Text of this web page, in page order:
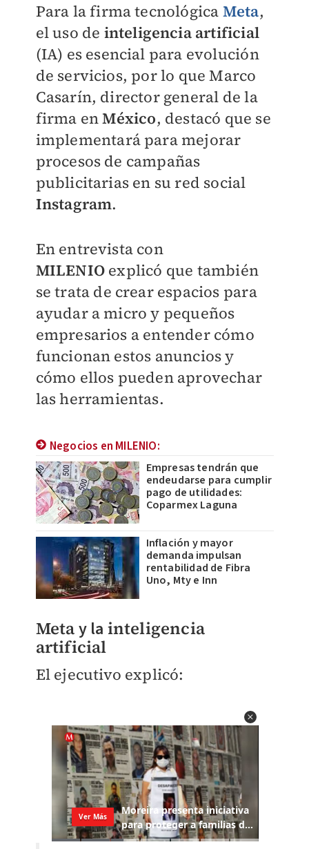
Para la firma tecnológica Meta,
el uso de inteligencia artificial
(IA) es esencial para evolución
de servicios, por lo que Marco
Casarín, director general de la
firma enMéxico, destacó que se
implementará para mejorar
procesos de campañas
publicitarias en su red social
Instagram.
En entrevista con
MILENIOexplicó que también
se trata de crear espacios para
ayudar a micro y pequeños
empresarios a entender cómo
funcionan estos anuncios y
cómo ellos pueden aprovechar
las herramientas.
Negocios en MILENIO:
Empresas tendrán que
endeudarse para cumplir
pago de utilidades:
Coparmex Laguna
Inflación y mayor
demanda impulsan
rentabilidad de Fibra
Uno, Mty e Inn
Metay la inteligencia
artificial
El ejecutivo explicó: